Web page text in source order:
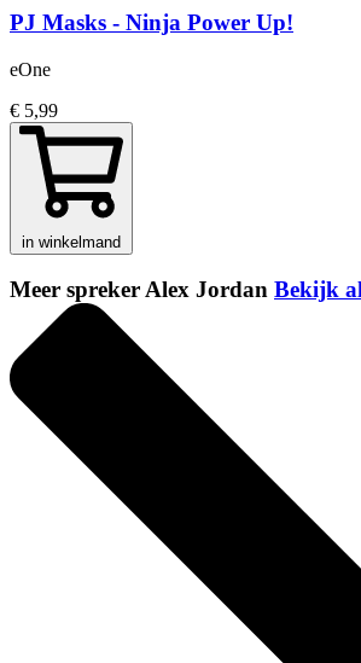
PJ Masks - Ninja Power Up!
eOne
€ 5,99
in winkelmand
Meer spreker Alex Jordan Bekijk